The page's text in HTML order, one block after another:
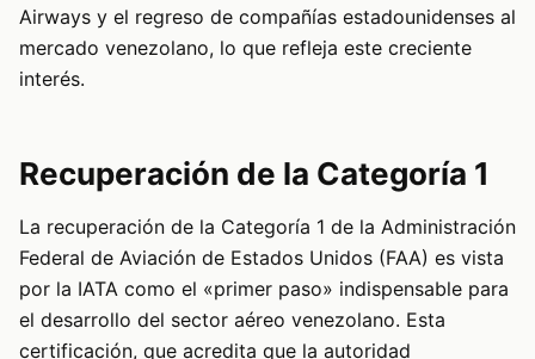
Airways y el regreso de compañías estadounidenses al
mercado venezolano, lo que refleja este creciente
interés.
Recuperación de la Categoría 1
La recuperación de la Categoría 1 de la Administración
Federal de Aviación de Estados Unidos (FAA) es vista
por la IATA como el «primer paso» indispensable para
el desarrollo del sector aéreo venezolano. Esta
certificación, que acredita que la autoridad